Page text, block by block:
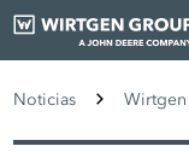
Noticias Wirtgen